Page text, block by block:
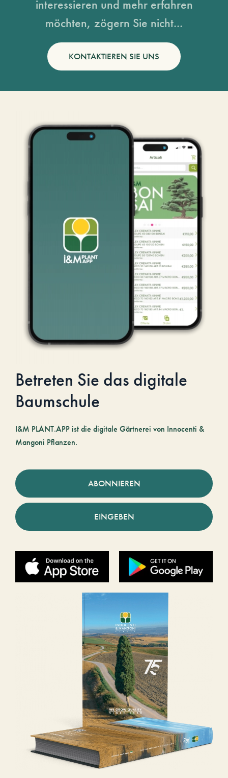
interessieren und mehr erfahren
möchten, zögern Sie nicht...
KONTAKTIEREN SIE UNS
Betreten Sie das digitale
Baumschule
I&M PLANT.APP ist die digitale Gärtnerei von Innocenti &
Mangoni Pflanzen.
ABONNIEREN
EINGEBEN